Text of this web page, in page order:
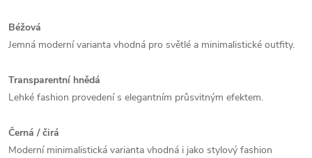
Béžová
Jemná moderní varianta vhodná pro světlé a minimalistické outfity.
Transparentní hnědá
Lehké fashion provedení s elegantním průsvitným efektem.
Černá / čirá
Moderní minimalistická varianta vhodná i jako stylový fashion